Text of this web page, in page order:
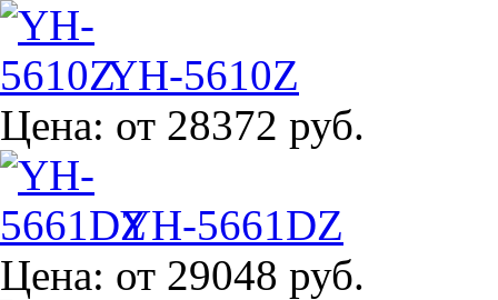
YH-5610Z
Цена: от 28372 руб.
YH-5661DZ
Цена: от 29048 руб.